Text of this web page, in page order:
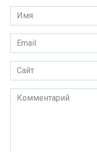
Имя
*
Email
*
Сайт
Комментарий